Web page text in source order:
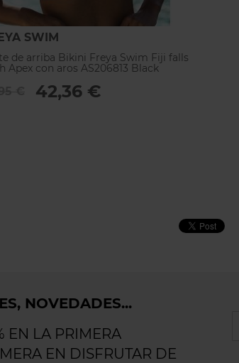
SWIM
de arriba Bikini Freya Swim Fiji falls
Apex con aros AS206813 Black
42,36 €
NOVEDADES...
EN LA PRIMERA
EN DISFRUTAR DE